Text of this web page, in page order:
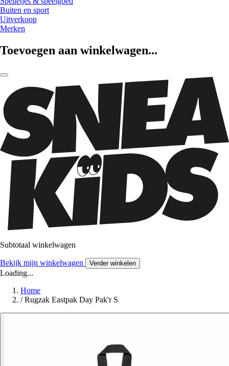
Buiten en sport
Uitverkoop
Merken
Toevoegen aan winkelwagen...
Subtotaal winkelwagen
Bekijk mijn winkelwagen Verder winkelen
Loading...
Home
/ Rugzak Eastpak Day Pak'r S